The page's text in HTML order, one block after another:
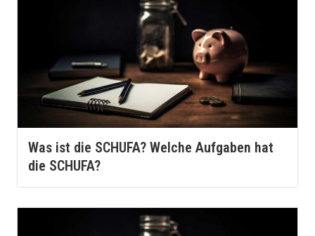
Was ist die SCHUFA? Welche Aufgaben hat
die SCHUFA?